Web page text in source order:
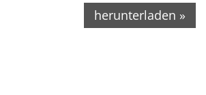
herunterladen »